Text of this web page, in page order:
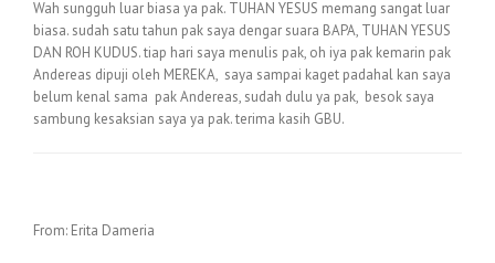
Wah sungguh luar biasa ya pak. TUHAN YESUS memang sangat luar
biasa. sudah satu tahun pak saya dengar suara BAPA, TUHAN YESUS
DAN ROH KUDUS. tiap hari saya menulis pak, oh iya pak kemarin pak
Andereas dipuji oleh MEREKA, saya sampai kaget padahal kan saya
belum kenal sama pak Andereas, sudah dulu ya pak, besok saya
sambung kesaksian saya ya pak. terima kasih GBU.
From: Erita Dameria